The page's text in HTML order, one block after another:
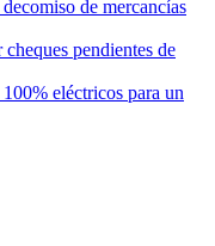
de mercancías
pendientes de
eléctricos para un